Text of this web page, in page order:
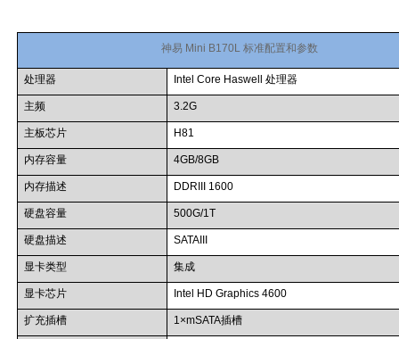
神易 Mini B170L 标准配置和参数
处理器 Intel Core Haswell处理器
主频 3.2G
主板芯片 H81
内存容量 4GB/8GB
内存描述 DDRIII 1600
硬盘容量 500G/1T
硬盘描述 SATAIII
显卡类型 集成
显卡芯片 Intel HD Graphics 4600
扩充插槽 1×mSATA插槽